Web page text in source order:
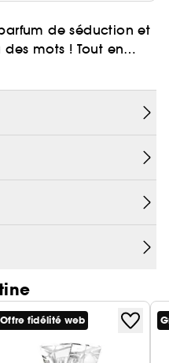
de séduction et
mots ! Tout en
Pavot Bleu de
de la fleur
mot est une fleur
pour exprimer ce qui
du bonheur depuis
Offre fidélité web